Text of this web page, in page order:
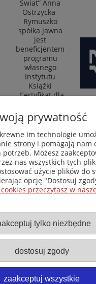
Świat” Anna
Ostrzycka-
Rymuszko
spółka jawna
jest
beneficjentem
programu
własnego
Instytutu
Książki
„Certyfikat dla
księgarni”
(edycja 2025-
2026)
"Nieznany Świat" -
ezoteryczny online
do odwiedzenia
przy ul. Kredytowej 2 w
2026 Wydawnictwo
prawa zastrzeżone
prywatność
im technologie
strony i pomagają nam
Możesz
nas wszystkich tych
użycie plików do
opcję "Dostosuj
przeczytasz w
tylko niezbędne
dostosuj zgody
zaakceptuj wszystkie